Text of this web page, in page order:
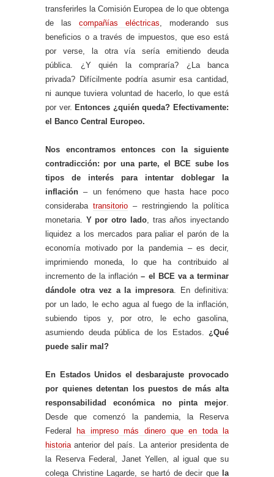
transferirles la Comisión Europea de lo que obtenga
de las compañías eléctricas , moderando sus
beneficios o a través de impuestos, que eso está
por verse, la otra vía sería emitiendo deuda
pública. ¿Y quién la compraría? ¿La banca
privada? Difícilmente podría asumir esa cantidad,
ni aunque tuviera voluntad de hacerlo, lo que está
por ver. Entonces ¿quién queda? Efectivamente:
el Banco Central Europeo.
Nos encontramos entonces con la siguiente
contradicción: por una parte, el BCE sube los
tipos de interés para intentar doblegar la
inflación – un fenómeno que hasta hace poco
consideraba transitorio – restringiendo la política
monetaria. Y por otro lado, tras años inyectando
liquidez a los mercados para paliar el parón de la
economía motivado por la pandemia – es decir,
imprimiendo moneda, lo que ha contribuido al
incremento de la inflación– el BCE va a terminar
dándole otra vez a la impresora . En definitiva:
por un lado, le echo agua al fuego de la inflación,
subiendo tipos y, por otro, le echo gasolina,
asumiendo deuda pública de los Estados. ¿Qué
puede salir mal?
En Estados Unidos el desbarajuste provocado
por quienes detentan los puestos de más alta
responsabilidad económica no pinta mejor
Desde que comenzó la pandemia, la Reserva
Federal
ha impreso más dinero que en toda la
historia anterior del país. La anterior presidenta de
la Reserva Federal, Janet Yellen, al igual que su
colega Christine Lagarde, se hartó de decir que la